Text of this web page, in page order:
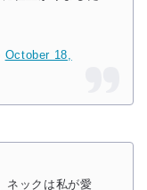
October 18,
ネックは私が愛